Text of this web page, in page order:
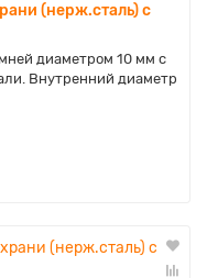
(нерж.сталь) с
диаметром 10 мм с
Внутренний диаметр